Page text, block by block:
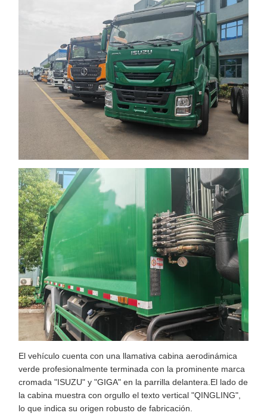
El vehículo cuenta con una llamativa cabina aerodinámica
verde profesionalmente terminada con la prominente marca
cromada "ISUZU" y "GIGA" en la parrilla delantera.El lado de
la cabina muestra con orgullo el texto vertical "QINGLING",
lo que indica su origen robusto de fabricación.